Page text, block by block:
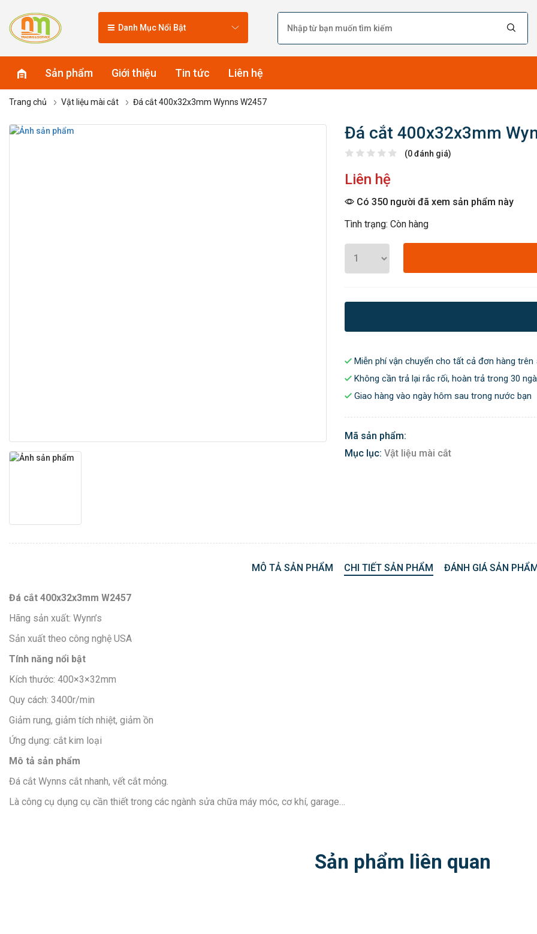
Danh Mục Nổi Bật
Sản phẩm Giới thiệu Tin tức Liên hệ
Trang chủ Vật liệu mài cắt Đá cắt 400x32x3mm Wynns W2457
Đá cắt 400x32x3mm
(0 đánh giá)
Liên hệ
Có 350 người đã xem sản phẩm này
Tình trạng: Còn hàng
Miễn phí vận chuyển cho tất cả đơn hàng trên
Không cần trả lại rắc rối, hoàn trả trong 30
Giao hàng vào ngày hôm sau trong nước bạn
Mã sản phẩm:
Mục lục: Vật liệu mài cắt
MÔ TẢ SẢN PHẨM CHI TIẾT SẢN PHẨM ĐÁNH GIÁ SẢN
Đá cắt 400x32x3mm W2457
Hãng sản xuất: Wynn’s
Sản xuất theo công nghệ USA
Tính năng nổi bật
Kích thước: 400×3×32mm
Quy cách: 3400r/min
Giảm rung, giảm tích nhiệt, giảm ồn
Ứng dụng: cắt kim loại
Mô tả sản phẩm
Đá cắt Wynns cắt nhanh, vết cắt mỏng.
Là công cụ dụng cụ cần thiết trong các ngành sửa chữa máy móc, cơ khí, garage…
Sản phẩm liên quan